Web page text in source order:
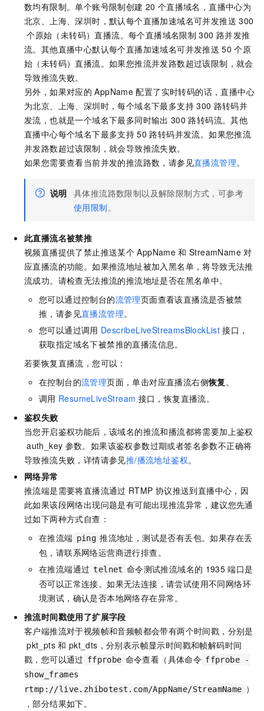
数均有限制。单个账号限制创建 20 个直播域名，直播中心为
北京、上海、深圳时，默认每个直播加速域名可并发推送 300
个原始（未转码）直播流。每个直播域名限制 300 路并发推
流。其他直播中心默认每个直播加速域名可并发推送 50 个原
始（未转码）直播流。如果您推流并发路数超过该限制，就会
导致推流失败。
另外，如果对应的 AppName 配置了实时转码的话，直播中心
为北京、上海、深圳时，每个域名下最多支持 300 路转码并
发流，也就是一个域名下最多同时输出 300 路转码流。其他
直播中心每个域名下最多支持 50 路转码并发流。如果您推流
并发路数超过该限制，就会导致推流失败。
如果您需要查看当前并发的推流路数，请参见直播流管理。
说明 具体推流路数限制以及解除限制方式，可参考
使用限制。
此直播流名被禁推
视频直播提供了禁止推送某个 AppName 和 StreamName 对
应直播流的功能。如果推流地址被加入黑名单，将导致无法推
流成功。请检查无法推流的推流地址是否在黑名单中。
您可以通过控制台的流管理页面查看该直播流是否被禁
推，请参见直播流管理。
您可以通过调用 DescribeLiveStreamsBlockList 接口，
获取指定域名下被禁推的直播流信息。
若要恢复直播流，您可以：
在控制台的流管理页面，单击对应直播流右侧恢复。
调用 ResumeLiveStream 接口，恢复直播流。
鉴权失败
当您开启鉴权功能后，该域名的推流和播流都将需要加上鉴权
auth_key 参数。如果该鉴权参数过期或者签名参数不正确将
导致推流失败，详情请参见推/播流地址鉴权。
网络异常
推流端是需要将直播流通过 RTMP 协议推送到直播中心，因
此如果该段网络出现问题是有可能出现推流异常，建议您先通
过如下两种方式自查：
在推流端 ping 推流地址，测试是否有丢包。如果存在丢
包，请联系网络运营商进行排查。
在推流端通过 telnet 命令测试推流域名的 1935 端口是
否可以正常连接。如果无法连接，请尝试使用不同网络环
境测试，确认是否本地网络存在异常。
推流时间戳使用了扩展字段
客户端推流对于视频帧和音频帧都会带有两个时间戳，分别是
pkt_pts 和 pkt_dts，分别表示帧显示时间戳和帧解码时间
戳，您可以通过 ffprobe 命令查看（具体命令 ffprobe -
show_frames
rtmp://live.zhibotest.com/AppName/StreamName ）
，部分结果如下。